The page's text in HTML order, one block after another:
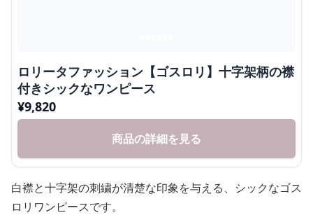
ロリータファッション【ゴスロリ】十字架柄の襟
付きシックなワンピース
¥9,820
商品の詳細を見る
白襟と十字架の刺繍が清楚な印象を与える、シックなゴス
ロリワンピースです。